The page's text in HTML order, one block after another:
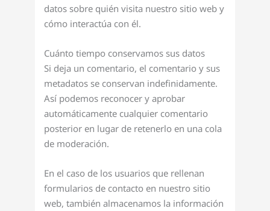
datos sobre quién visita nuestro sitio web y
cómo interactúa con él.
Cuánto tiempo conservamos sus datos
Si deja un comentario, el comentario y sus
metadatos se conservan indefinidamente.
Así podemos reconocer y aprobar
automáticamente cualquier comentario
posterior en lugar de retenerlo en una cola
de moderación.
En el caso de los usuarios que rellenan
formularios de contacto en nuestro sitio
web, también almacenamos la información